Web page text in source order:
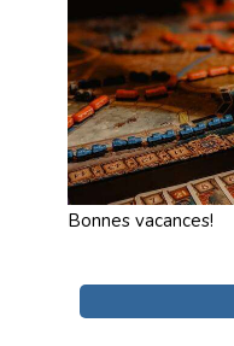
Bonnes vacances!